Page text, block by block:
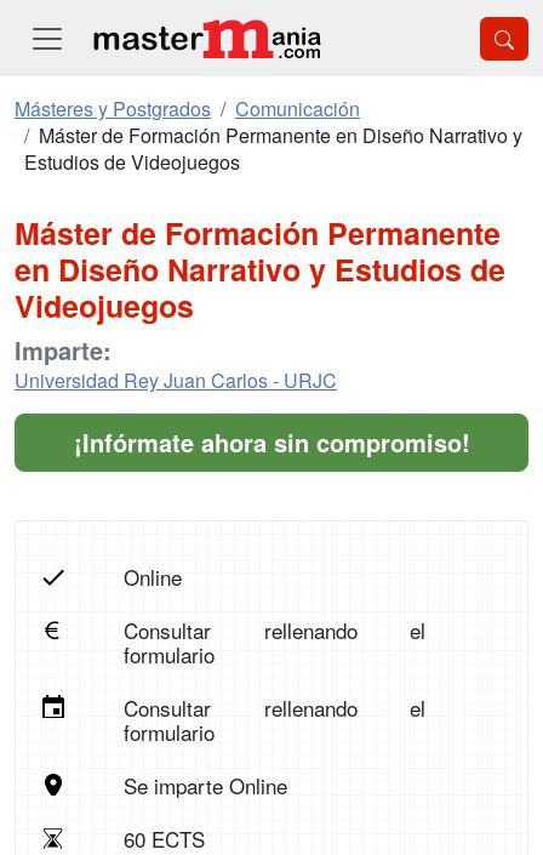
Másteres y Postgrados
Comunicación
Máster de Formación Permanente en Diseño Narrativo y
Estudios de Videojuegos
Máster de Formación Permanente
en Diseño Narrativo y Estudios de
Videojuegos
Imparte:
Universidad Rey Juan Carlos - URJC
¡Infórmate ahora sin compromiso!
Online
Consultar rellenando el
formulario
Consultar rellenando el
formulario
Se imparte Online
60 ECTS